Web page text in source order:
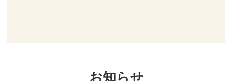
お知らせ